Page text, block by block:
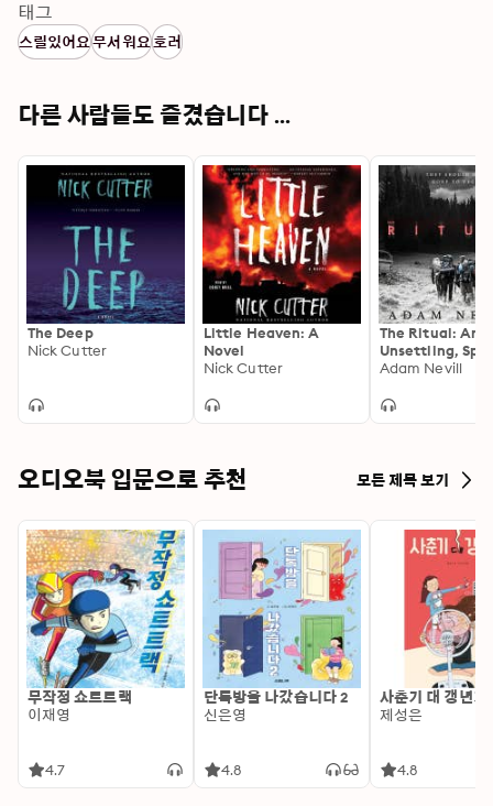
harrowing struggle for survival with no escape from the
elements, the infected…or one another.
consuming—this tightly written, edge-of-your-seat
more.
태그
스릴있어요무서워요호러
다른 사람들도 즐겼습니다 ...
The Deep
Nick Cutter
Little Heaven: A
Novel
Nick Cutter
The Ritual: An
Unsettling,
Chilling
Adam Nevill
오디오북 입문으로 추천 모든 제목 보기
무작정 쇼트트랙
이재영
4.7
단톡방을 나갔습니다 2
신은영
4.8
사춘기 대 갱년기
제성은
4.8